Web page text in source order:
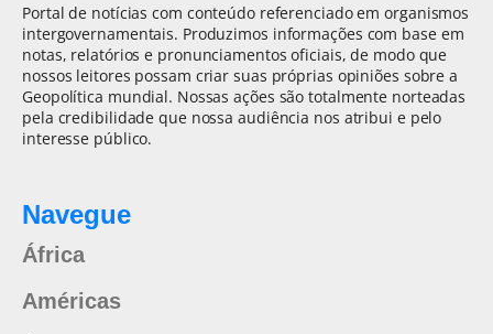
Portal de notícias com conteúdo referenciado em organismos
intergovernamentais. Produzimos informações com base em
notas, relatórios e pronunciamentos oficiais, de modo que
nossos leitores possam criar suas próprias opiniões sobre a
Geopolítica mundial. Nossas ações são totalmente norteadas
pela credibilidade que nossa audiência nos atribui e pelo
interesse público.
Navegue
África
Américas